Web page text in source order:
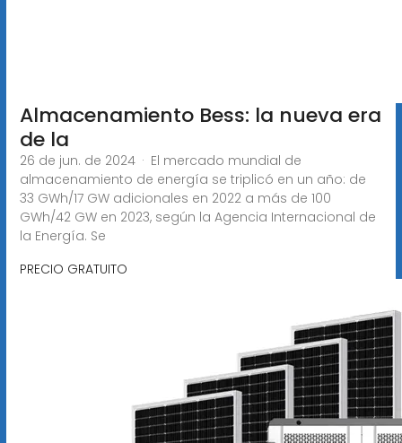
Almacenamiento Bess: la nueva era
de la
26 de jun. de 2024 · El mercado mundial de
almacenamiento de energía se triplicó en un año: de
33 GWh/17 GW adicionales en 2022 a más de 100
GWh/42 GW en 2023, según la Agencia Internacional de
la Energía. Se
PRECIO GRATUITO